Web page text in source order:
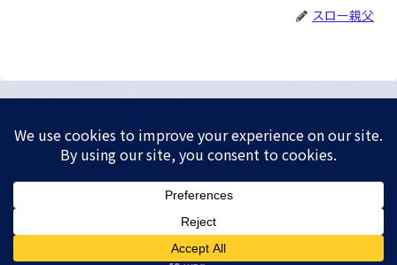
スロー親父
スロー親父のセカンドライフ
© 2019 スロー親父のセカンドライフ.